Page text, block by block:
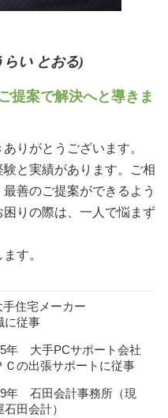
らい とおる)
提案で解決へと導きま
りがとうございます。
と実績があります。ご相
善のご提案ができるよう
りの際は、一人で悩まず
す。
住宅メーカー
に従事
年 大手PCサポート会社
Ｃの出張サポートに従事
年 石田会計事務所（現
田会計）